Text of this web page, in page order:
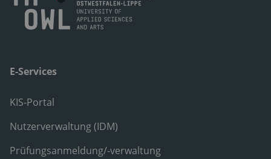
E-Services
KIS-Portal
Nutzerverwaltung (IDM)
Prüfungsanmeldung/-verwaltung